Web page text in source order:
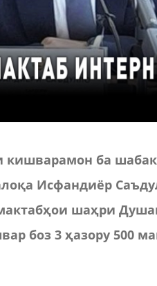
кишварамон ба
Исфандиёр
шаҳри
боз 3 ҳазору 500